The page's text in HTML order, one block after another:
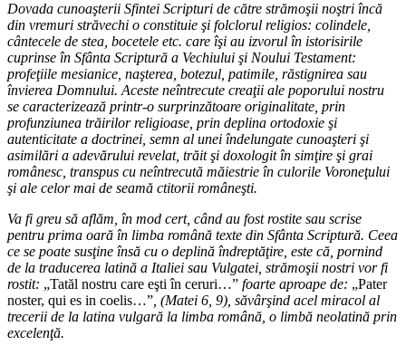
Dovada cunoaşterii Sfintei Scripturi de către strămoşii noştri încă
din vremuri străvechi o constituie şi folclorul religios: colindele,
cântecele de stea, bocetele etc. care îşi au izvorul în istorisirile
cuprinse în Sfânta Scriptură a Vechiului şi Noului Testament:
profeţiile mesianice, naşterea, botezul, patimile, răstignirea sau
învierea Domnului. Aceste neîntrecute creaţii ale poporului nostru
se caracterizează printr-o surprinzătoare originalitate, prin
profunziunea trăirilor religioase, prin deplina ortodoxie şi
autenticitate a doctrinei, semn al unei îndelungate cunoaşteri şi
asimilări a adevărului revelat, trăit şi doxologit în simţire şi grai
românesc, transpus cu neîntrecută măiestrie în culorile Voroneţului
şi ale celor mai de seamă ctitorii româneşti.
Va fi greu să aflăm, în mod cert, când au fost rostite sau scrise
pentru prima oară în limba română texte din Sfânta Scriptură. Ceea
ce se poate susţine însă cu o deplină îndreptăţire, este că, pornind
de la traducerea latină a Italiei sau Vulgatei, strămoşii nostri vor fi
rostit: „Tatăl nostru care eşti în ceruri…” foarte aproape de: „Pater
noster, qui es in coelis…” , (Matei 6, 9), săvârşind acel miracol al
trecerii de la latina vulgară la limba română, o limbă neolatină prin
excelenţă.